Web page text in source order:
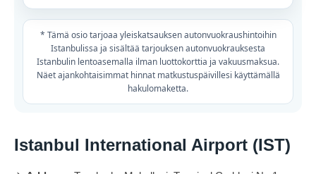
* Tämä osio tarjoaa yleiskatsauksen autonvuokraushintoihin
Istanbulissa ja sisältää tarjouksen autonvuokrauksesta
Istanbulin lentoasemalla ilman luottokorttia ja vakuusmaksua.
Näet ajankohtaisimmat hinnat matkustuspäivillesi käyttämällä
hakulomaketta.
Istanbul International Airport (IST)